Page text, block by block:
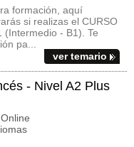
formación, aquí
si realizas el CURSO
(Intermedio - B1). Te
pa...
ver temario
- Nivel A2 Plus